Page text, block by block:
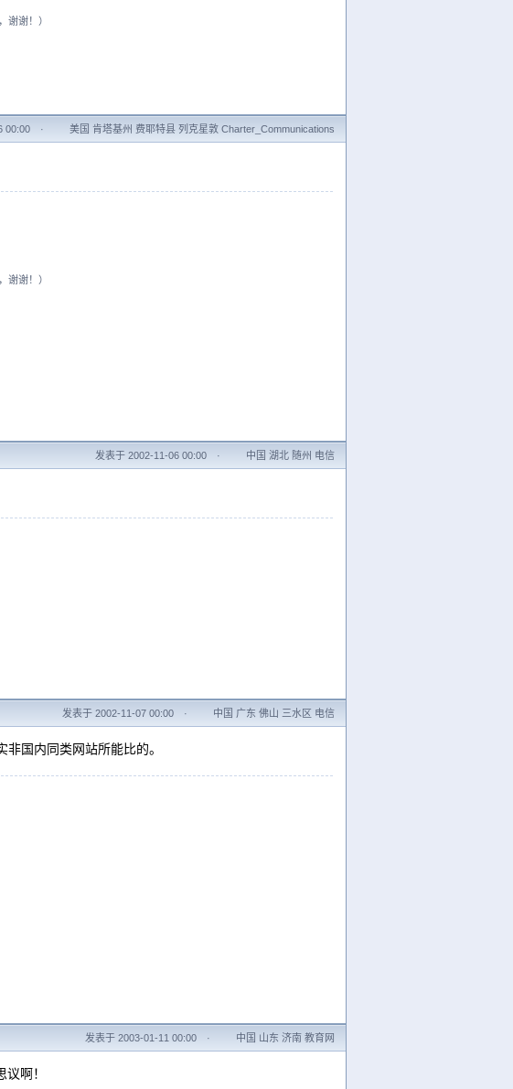
谢谢！）
00:00 · 美国 肯塔基州 费耶特县 列克星敦 Charter_Communications
谢谢！）
发表于 2002-11-06 00:00 · 中国 湖北 随州 电信
发表于 2002-11-07 00:00 · 中国 广东 佛山 三水区 电信
国内同类网站所能比的。
发表于 2003-01-11 00:00 · 中国 山东 济南 教育网
啊！